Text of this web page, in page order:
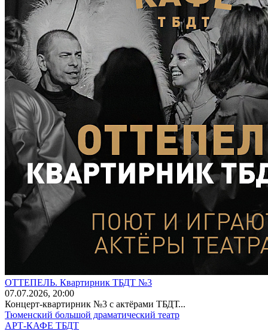
ОТТЕПЕЛЬ. Квартирник ТБДТ №3
07.07.2026, 20:00
Концерт-квартирник №3 с актёрами ТБДТ...
Тюменский большой драматический театр
АРТ-КАФЕ ТБДТ